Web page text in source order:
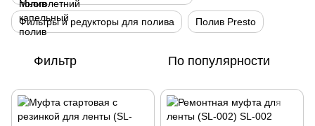
Фильтры и редукторы для полива Полив Presto
Фильтр По популярности